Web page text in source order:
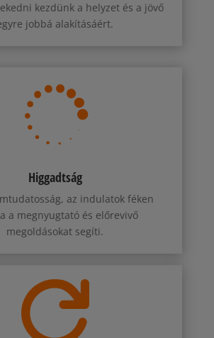
kezdünk a helyzet és a jövő
jobbá alakításáért.

Higgadtság
az indulatok féken
a megnyugtató és előrevivő
megoldásokat segíti.
